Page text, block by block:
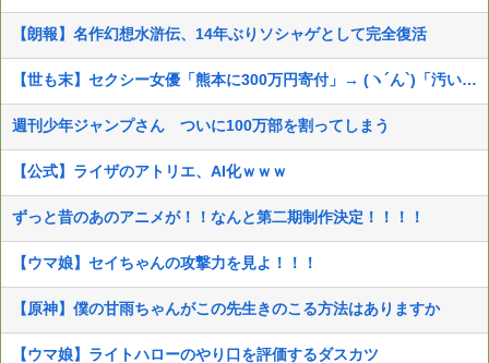
【朗報】名作幻想水滸伝、14年ぶりソシャゲとして完全復活
【世も末】セクシー女優「熊本に300万円寄付」→ (ヽ´ん`)「汚い金でもありがとう」
週刊少年ジャンプさん ついに100万部を割ってしまう
【公式】ライザのアトリエ、AI化ｗｗｗ
ずっと昔のあのアニメが！！なんと第二期制作決定！！！！
【ウマ娘】セイちゃんの攻撃力を見よ！！！
【原神】僕の甘雨ちゃんがこの先生きのこる方法はありますか
【ウマ娘】ライトハローのやり口を評価するダスカツ